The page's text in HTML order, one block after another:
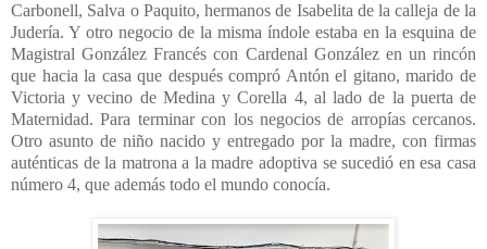
Carbonell, Salva o Paquito, hermanos de Isabelita de la calleja de la
Judería. Y otro negocio de la misma índole estaba en la esquina de
Magistral González Francés con Cardenal González en un rincón
que hacia la casa que después compró Antón el gitano, marido de
Victoria y vecino de Medina y Corella 4, al lado de la puerta de
Maternidad. Para terminar con los negocios de arropías cercanos.
Otro asunto de niño nacido y entregado por la madre, con firmas
auténticas de la matrona a la madre adoptiva se sucedió en esa casa
número 4, que además todo el mundo conocía.